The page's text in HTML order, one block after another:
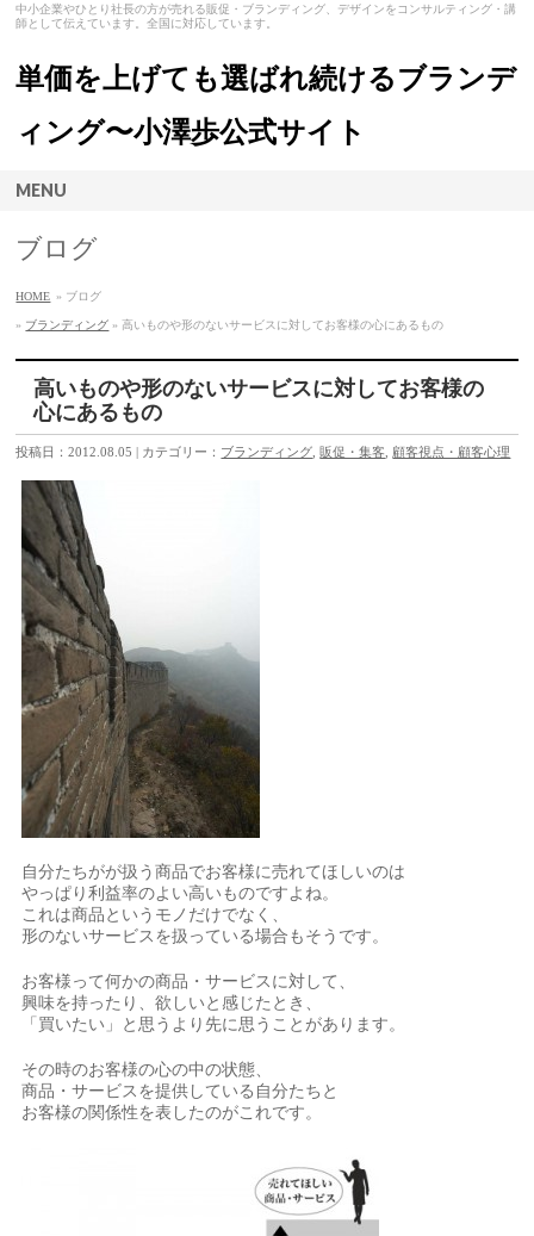
中小企業やひとり社長の方が売れる販促・ブランディング、デザインをコンサルティング・講
師として伝えています。全国に対応しています。
単価を上げても選ばれ続けるブランデ
ィング〜小澤歩公式サイト
MENU
ブログ
HOME » ブログ
» ブランディング » 高いものや形のないサービスに対してお客様の心にあるもの
高いものや形のないサービスに対してお客様の
心にあるもの
投稿日：2012.08.05 | カテゴリー： ブランディング ,販促・集客 顧客視点・顧客心理
自分たちがが扱う商品でお客様に売れてほしいのは
やっぱり利益率のよい高いものですよね。
これは商品というモノだけでなく、
形のないサービスを扱っている場合もそうです。
お客様って何かの商品・サービスに対して、
興味を持ったり、欲しいと感じたとき、
「買いたい」と思うより先に思うことがあります。
その時のお客様の心の中の状態、
商品・サービスを提供している自分たちと
お客様の関係性を表したのがこれです。